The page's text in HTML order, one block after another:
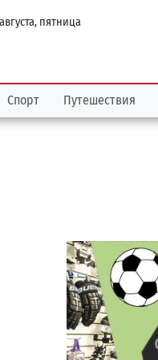
пятница
Спорт Путешествия